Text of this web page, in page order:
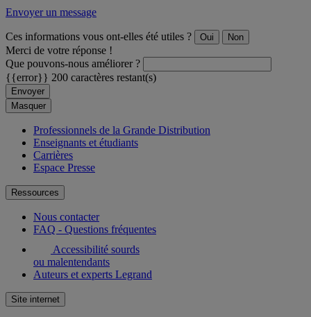
Envoyer un message
Ces informations vous ont-elles été utiles ? Oui Non
Merci de votre réponse !
Que pouvons-nous améliorer ?
{{error}} 200 caractères restant(s)
Envoyer
Masquer
Professionnels de la Grande Distribution
Enseignants et étudiants
Carrières
Espace Presse
Ressources
Nous contacter
FAQ - Questions fréquentes
Accessibilité sourds
ou malentendants
Auteurs et experts Legrand
Site internet